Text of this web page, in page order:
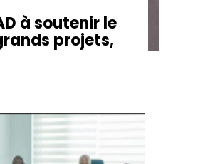
à soutenir le
projets,